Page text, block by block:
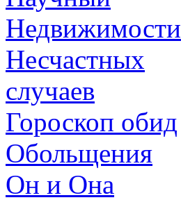
Недвижимости
Несчастных
случаев
Гороскоп обид
Обольщения
Он и Она